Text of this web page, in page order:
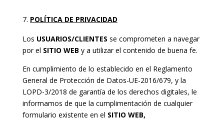
POLÍTICA DE PRIVACIDAD
Los USUARIOS/CLIENTES se comprometen a navegar
por el SITIO WEB y a utilizar el contenido de buena fe.
En cumplimiento de lo establecido en el Reglamento
General de Protección de Datos-UE-2016/679, y la
LOPD-3/2018 de garantía de los derechos digitales, le
informamos de que la cumplimentación de cualquier
formulario existente en el SITIO WEB,